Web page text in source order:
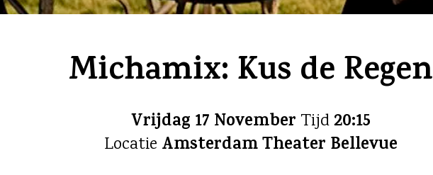
Michamix: Kus de Regen
Vrijdag 17 November Tijd20:15
Locatie Amsterdam Theater Bellevue